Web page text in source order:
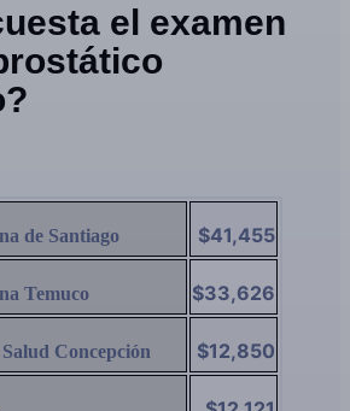
el examen
de Santiago $41,455
Temuco $33,626
Concepción $12,850